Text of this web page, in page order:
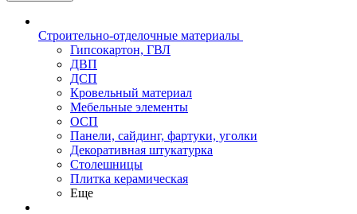
Строительно-отделочные материалы
Гипсокартон, ГВЛ
ДВП
ДСП
Кровельный материал
Мебельные элементы
ОСП
Панели, сайдинг, фартуки, уголки
Декоративная штукатурка
Столешницы
Плитка керамическая
Еще